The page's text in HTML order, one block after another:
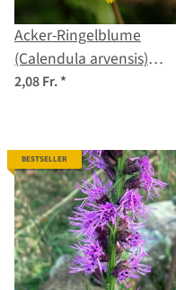
Acker-Ringelblume
(Calendula arvensis)
Samen
2,08 Fr.*
BESTSELLER